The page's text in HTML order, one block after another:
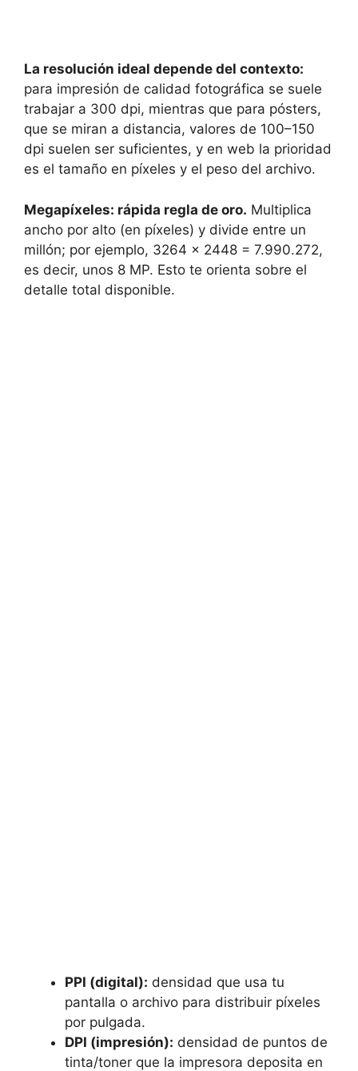
La resolución ideal depende del contexto:
para impresión de calidad fotográfica se suele
trabajar a 300 dpi, mientras que para pósters,
que se miran a distancia, valores de 100–150
dpi suelen ser suficientes, y en web la prioridad
es el tamaño en píxeles y el peso del archivo.
Megapíxeles: rápida regla de oro. Multiplica
ancho por alto (en píxeles) y divide entre un
millón; por ejemplo, 3264 x 2448 = 7.990.272,
es decir, unos 8 MP. Esto te orienta sobre el
detalle total disponible.
PPI (digital): densidad que usa tu
pantalla o archivo para distribuir píxeles
por pulgada.
DPI (impresión): densidad de puntos de
tinta/toner que la impresora deposita en